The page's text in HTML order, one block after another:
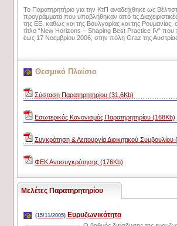
Το Παρατηρητήριο για την ΚτΠ αναδείχθηκε ως
προγράμματα που υποβλήθηκαν από τις
της ΕΕ, καθώς και της Βουλγαρίας και της Ρουμανίας,
τίτλο “New Horizons – Shaping Best Practice IV” που
έως 17 Νοεμβρίου 2006, στην πόλη Graz της
Θεσμικό Πλαίσιο
Σύσταση Παρατηρητηρίου (31,6Kb)
Eσωτερικός Κανονισμός Παρατηρητηρίου (168Kb)
Συγκρότηση & Λειτουργία Διοικητικού Συμβουλίου
ΦΕΚ Ανασυγκρότησης (176Kb)
Μελέτες Παρατηρητηρίου
(15/11/2005) Ευρυζωνικότητα